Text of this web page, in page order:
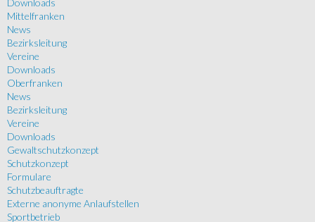
Downloads
Mittelfranken
News
Bezirksleitung
Vereine
Downloads
Oberfranken
News
Bezirksleitung
Vereine
Downloads
Gewaltschutzkonzept
Schutzkonzept
Formulare
Schutzbeauftragte
Externe anonyme Anlaufstellen
Sportbetrieb